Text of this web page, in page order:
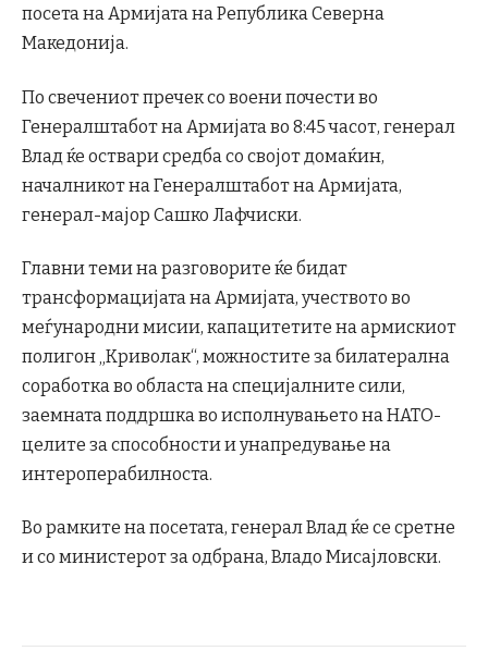
посета на Армијата на Република Северна
Македонија.
По свечениот пречек со воени почести во
Генералштабот на Армијата во 8:45 часот, генерал
Влад ќе оствари средба со својот домаќин,
началникот на Генералштабот на Армијата,
генерал-мајор Сашко Лафчиски.
Главни теми на разговорите ќе бидат
трансформацијата на Армијата, учеството во
меѓународни мисии, капацитетите на армискиот
полигон „Криволак“, можностите за билатерална
соработка во областа на специјалните сили,
заемната поддршка во исполнувањето на НАТО-
целите за способности и унапредување на
интероперабилноста.
Во рамките на посетата, генерал Влад ќе се сретне
и со министерот за одбрана, Владо Мисајловски.